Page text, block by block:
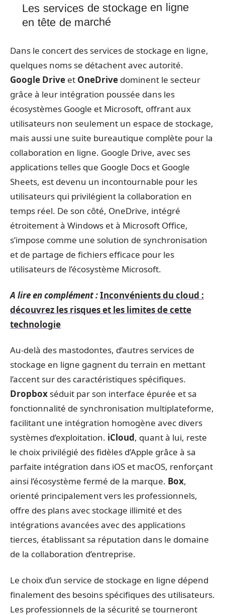
Les services de stockage en ligne
en tête de marché
Dans le concert des services de stockage en ligne,
quelques noms se détachent avec autorité.
Google Drive et OneDrive dominent le secteur
grâce à leur intégration poussée dans les
écosystèmes Google et Microsoft, offrant aux
utilisateurs non seulement un espace de stockage,
mais aussi une suite bureautique complète pour la
collaboration en ligne. Google Drive, avec ses
applications telles que Google Docs et Google
Sheets, est devenu un incontournable pour les
utilisateurs qui privilégient la collaboration en
temps réel. De son côté, OneDrive, intégré
étroitement à Windows et à Microsoft Office,
s’impose comme une solution de synchronisation
et de partage de fichiers efficace pour les
utilisateurs de l’écosystème Microsoft.
A lire en complément :Inconvénients du cloud :
découvrez les risques et les limites de cette
technologie
Au-delà des mastodontes, d’autres services de
stockage en ligne gagnent du terrain en mettant
l’accent sur des caractéristiques spécifiques.
Dropbox séduit par son interface épurée et sa
fonctionnalité de synchronisation multiplateforme,
facilitant une intégration homogène avec divers
systèmes d’exploitation. iCloud, quant à lui, reste
le choix privilégié des fidèles d’Apple grâce à sa
parfaite intégration dans iOS et macOS, renforçant
ainsi l’écosystème fermé de la marque. Box,
orienté principalement vers les professionnels,
offre des plans avec stockage illimité et des
intégrations avancées avec des applications
tierces, établissant sa réputation dans le domaine
de la collaboration d’entreprise.
Le choix d’un service de stockage en ligne dépend
finalement des besoins spécifiques des utilisateurs.
Les professionnels de la sécurité se tourneront